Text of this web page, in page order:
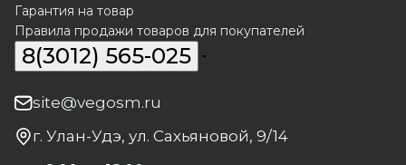
Гарантия на товар
Правила продажи товаров для покупателей
8(3012) 565-025
site@vegosm.ru
г. Улан-Удэ, ул. Сахьяновой, 9/14